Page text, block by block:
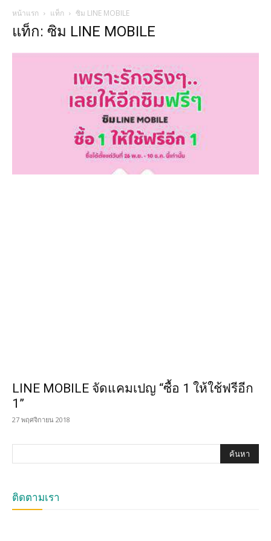
หน้าแรก แท็ก ซิม LINE MOBILE
แท็ก: ซิม LINE MOBILE
LINE MOBILE จัดแคมเปญ “ซื้อ 1 ให้ใช้ฟรีอีก
1”
27 พฤศจิกายน 2018
ติดตามเรา